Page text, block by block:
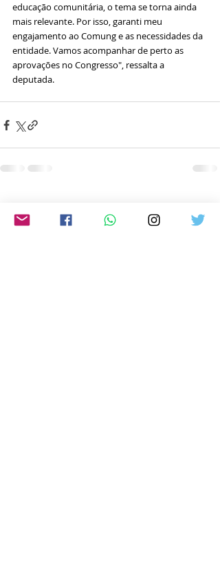
educação comunitária, o tema se torna ainda
mais relevante. Por isso, garanti meu
engajamento ao Comung e as necessidades da
entidade. Vamos acompanhar de perto as
aprovações no Congresso", ressalta a
deputada.